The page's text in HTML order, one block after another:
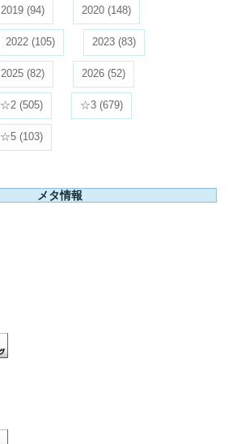
2019 (94) 2020 (148)
2022 (105) 2023 (83)
2025 (82) 2026 (52)
☆2 (505) ☆3 (679)
☆5 (103)
メタ情報